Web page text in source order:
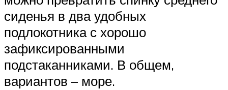
сиденья в два удобных
подлокотника с хорошо
зафиксированными
подстаканниками. В общем,
вариантов – море.